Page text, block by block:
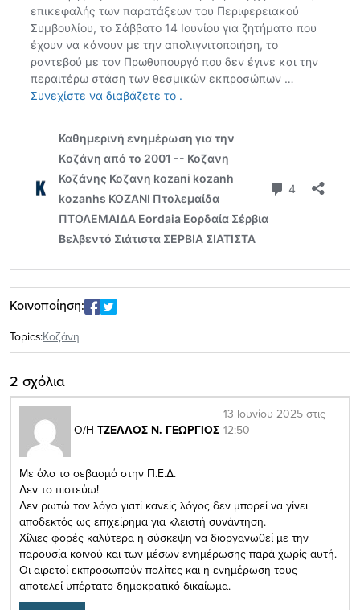
Κοινοποίηση:
Topics:Κοζάνη
2 σχόλια
Ο/Η ΤΖΕΛΛΟΣ Ν. ΓΕΩΡΓΙΟΣ
13 Ιουνίου 2025 στις
12:50
Με όλο το σεβασμό στην Π.Ε.Δ.
Δεν το πιστεύω!
Δεν ρωτώ τον λόγο γιατί κανείς λόγος δεν μπορεί να γίνει
αποδεκτός ως επιχείρημα για κλειστή συνάντηση.
Χίλιες φορές καλύτερα η σύσκεψη να διοργανωθεί με την
παρουσία κοινού και των μέσων ενημέρωσης παρά χωρίς αυτή.
Οι αιρετοί εκπροσωπούν πολίτες και η ενημέρωση τους
αποτελεί υπέρτατο δημοκρατικό δικαίωμα.